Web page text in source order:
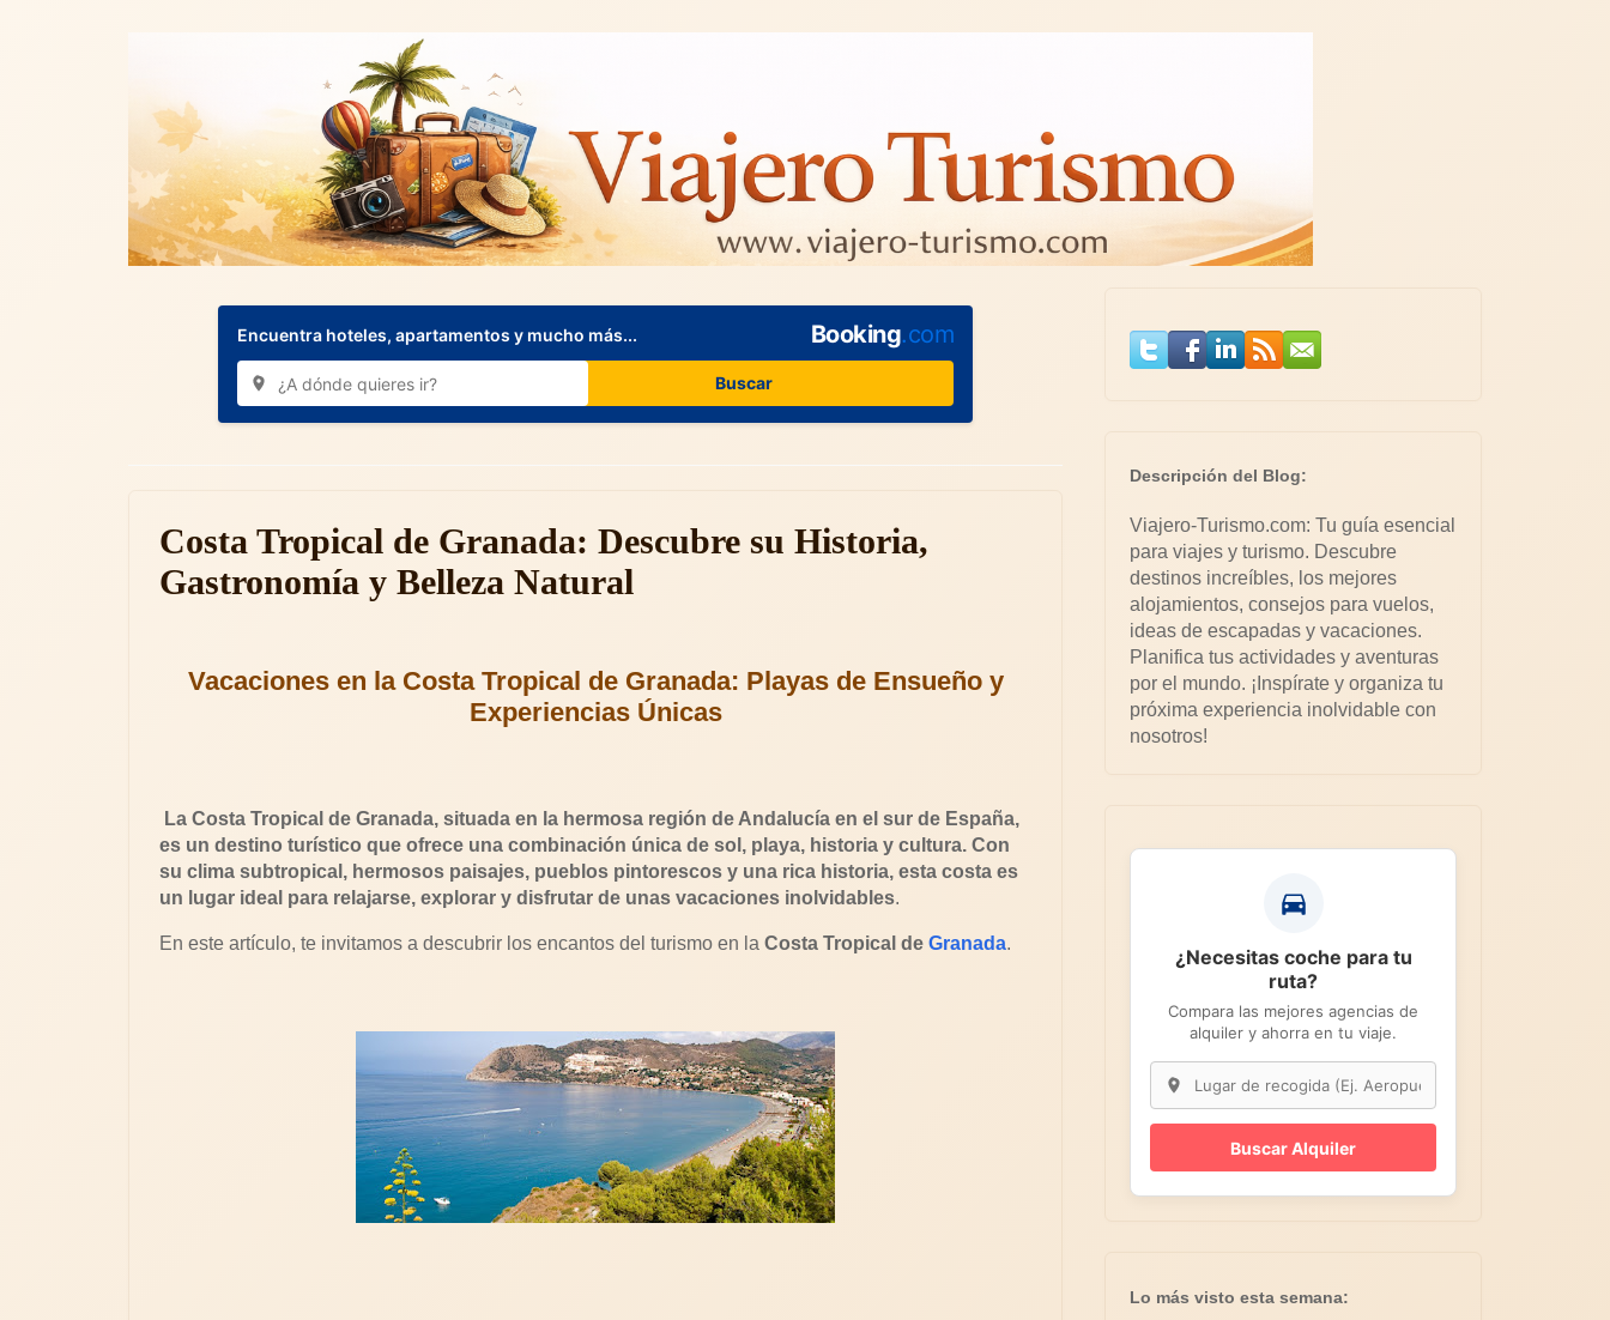
Encuentra hoteles, apartamentos y mucho más... Booking.com
Buscar
Costa Tropical de Granada: Descubre su Historia,
Gastronomía y Belleza Natural
Vacaciones en la Costa Tropical de Granada: Playas de Ensueño y
Experiencias Únicas
La Costa Tropical de Granada, situada en la hermosa región de Andalucía en el sur de España,
es un destino turístico que ofrece una combinación única de sol, playa, historia y cultura. Con
su clima subtropical, hermosos paisajes, pueblos pintorescos y una rica historia, esta costa es
un lugar ideal para relajarse, explorar y disfrutar de unas vacaciones inolvidables.
En este artículo, te invitamos a descubrir los encantos del turismo en la Costa Tropical de Granada.
Descripción del Blog:
Viajero-Turismo.com: Tu guía esencial
para viajes y turismo. Descubre
destinos increíbles, los mejores
alojamientos, consejos para vuelos,
ideas de escapadas y vacaciones.
Planifica tus actividades y aventuras
por el mundo. ¡Inspírate y organiza tu
próxima experiencia inolvidable con
nosotros!
¿Necesitas coche para tu
ruta?
Compara las mejores agencias de
alquiler y ahorra en tu viaje.
Buscar Alquiler
Lo más visto esta semana: